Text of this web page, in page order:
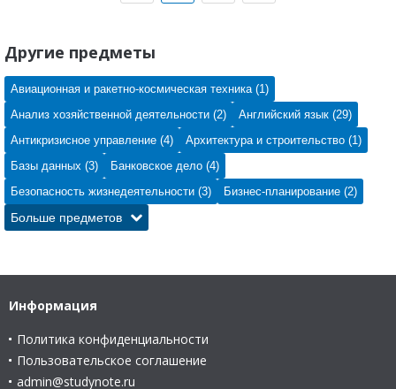
Другие предметы
Авиационная и ракетно-космическая техника (1)
Анализ хозяйственной деятельности (2)
Английский язык (29)
Антикризисное управление (4)
Архитектура и строительство (1)
Базы данных (3)
Банковское дело (4)
Безопасность жизнедеятельности (3)
Бизнес-планирование (2)
Больше предметов
Информация
Политика конфиденциальности
Пользовательское соглашение
admin@studynote.ru